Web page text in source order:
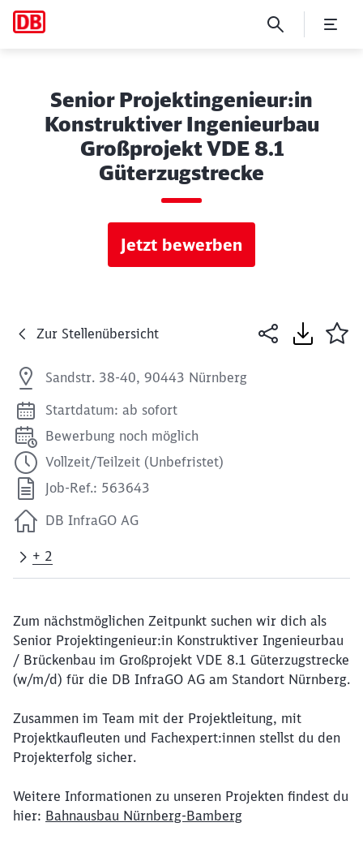
Senior Projektingenieur:in
Konstruktiver Ingenieurbau
Großprojekt VDE 8.1
Güterzugstrecke
Jetzt bewerben
Zur Stellenübersicht
Sandstr. 38-40, 90443 Nürnberg
Startdatum: ab sofort
Bewerbung noch möglich
Vollzeit/Teilzeit (Unbefristet)
Job-Ref.: 563643
DB InfraGO AG
+ 2
Zum nächstmöglichen Zeitpunkt suchen wir dich als
Senior Projektingenieur:in Konstruktiver Ingenieurbau
/ Brückenbau im Großprojekt VDE 8.1 Güterzugstrecke
(w/m/d) für die DB InfraGO AG am Standort Nürnberg.
Zusammen im Team mit der Projektleitung, mit
Projektkaufleuten und Fachexpert:innen stellst du den
Projekterfolg sicher.
Weitere Informationen zu unseren Projekten findest du
hier: Bahnausbau Nürnberg-Bamberg